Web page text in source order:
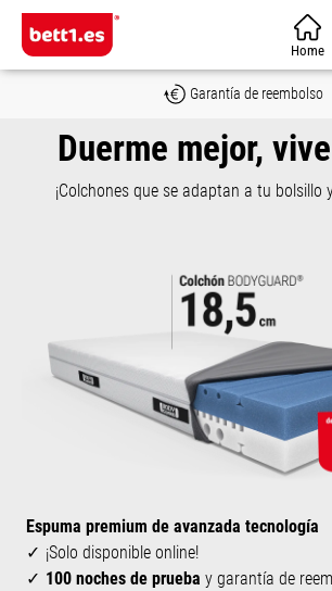
Saltar al contenido principal
Home
Garantía de reembolso
Duerme mejor,
¡Colchones que se adaptan a tu bolsillo
Espuma premium de avanzada tecnología
¡Solo disponible online!
100 noches de prueba y garantía de